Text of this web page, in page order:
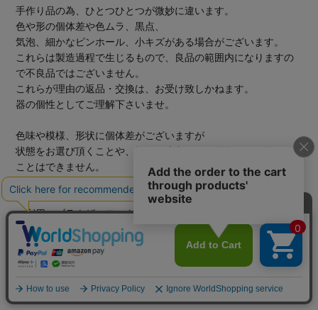
手作り品の為、ひとつひとつが微妙に違います。
色や形の個体差や色ムラ、黒点、
気泡、細かなピンホール、小キズがある場合がございます。
これらは製造過程で生じるもので、良品の範囲内になりますの
で不良品ではございません。
これらが理由の返品・交換は、お受け致しかねます。
器の個性としてご理解下さいませ。
色味や模様、形状に個体差がございますが
状態をお選び頂くことや、複数ご注文頂いた場合に色を揃える
ことはできません。
あらかじめご了承下さいませ。
ご利用のブラウザ、モニターの性能、設定により
商品の色、素材感等につきましては、
現物と若干の違いが出る場合がございます。
こちらもあらかじめご了承くださいませ。